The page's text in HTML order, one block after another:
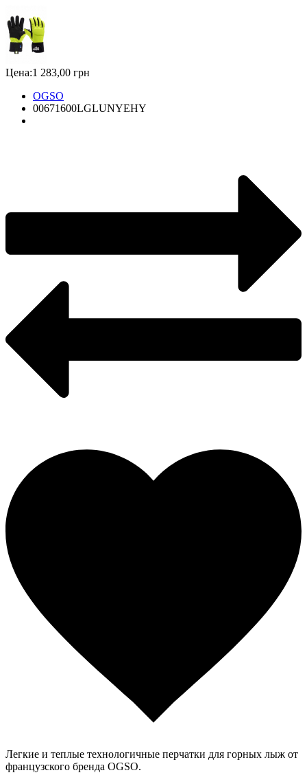
Цена:1 283,00 грн
OGSO
00671600LGLUNYEHY
Легкие и теплые технологичные перчатки для горных лыж от
французского бренда OGSO.